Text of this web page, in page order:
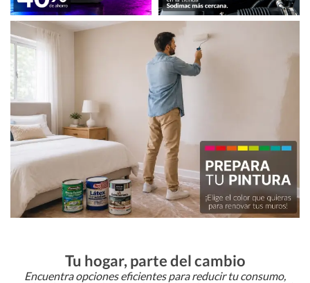
Tu hogar, parte del cambio
Encuentra opciones eficientes para reducir tu consumo,